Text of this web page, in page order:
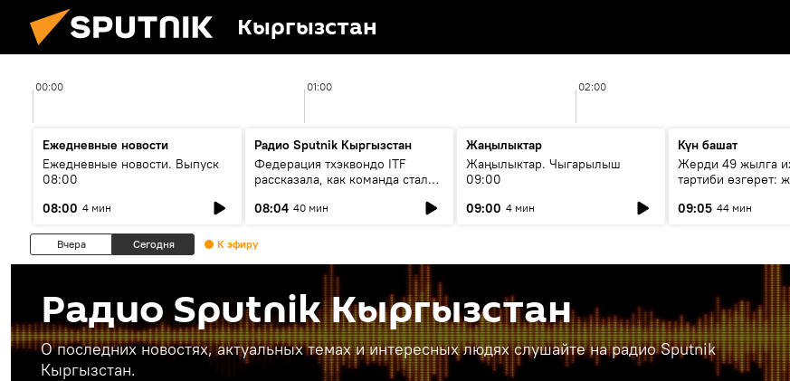
Кыргызстан
00:00 01:00 02:00
Ежедневные новости
Ежедневные новости. Выпуск
08:00
08:00 4 мин
Радио Sputnik Кыргызстан
Федерация тхэквондо ITF
рассказала, как команда стала
08:04 40 мин
Жаңылыктар
Жаңылыктар. Чыгарылыш
09:00
09:00 4 мин
Күн башат
Жерди 49 жылга
тартиби өзгөрөт:
09:05 44 мин
Вчера Сегодня К эфиру
Радио Sputnik Кыргызстан
О последних новостях, актуальных темах и интересных людях слушайте на радио Sputnik
Кыргызстан.